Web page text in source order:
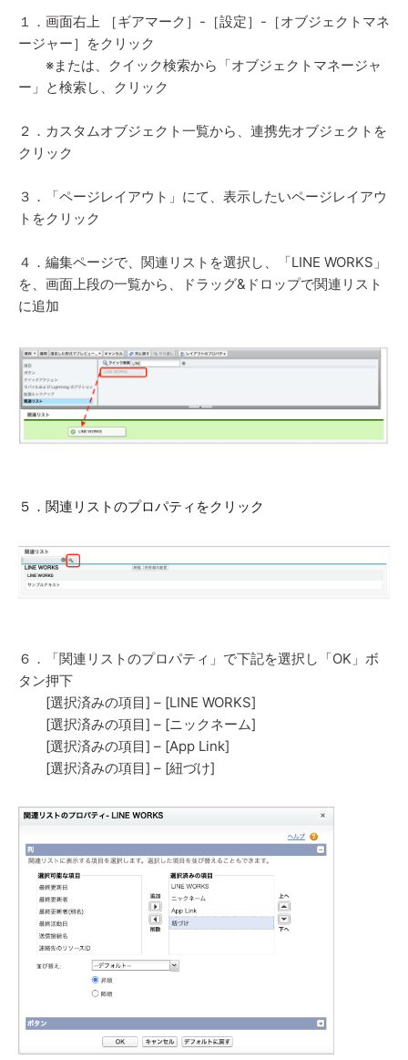
１．画面右上 ［ギアマーク］-［設定］-［オブジェクトマネ
ージャー］をクリック
※または、クイック検索から「オブジェクトマネージャ
ー」と検索し、クリック
２．カスタムオブジェクト一覧から、連携先オブジェクトを
クリック
３．「ページレイアウト」にて、表示したいページレイアウ
トをクリック
４．編集ページで、関連リストを選択し、「LINE WORKS」
を、画面上段の一覧から、ドラッグ&ドロップで関連リスト
に追加
５．関連リストのプロパティをクリック
６．「関連リストのプロパティ」で下記を選択し「OK」ボ
タン押下
[選択済みの項目] – [LINE WORKS]
[選択済みの項目] – [ニックネーム]
[選択済みの項目] – [App Link]
[選択済みの項目] – [紐づけ]